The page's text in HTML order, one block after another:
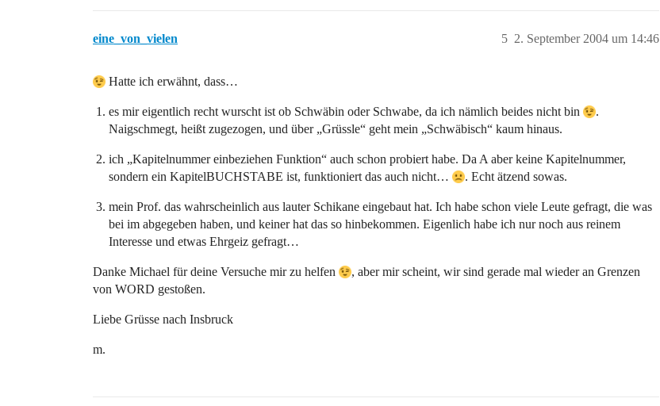
eine_von_vielen 2. September 2004 um 14:46
5
Hatte ich erwähnt, dass…
es mir eigentlich recht wurscht ist ob Schwäbin oder Schwabe, da ich nämlich beides nicht bin
.
Naigschmegt, heißt zugezogen, und über „Grüssle“ geht mein „Schwäbisch“ kaum hinaus.
ich „Kapitelnummer einbeziehen Funktion“ auch schon probiert habe. Da A aber keine Kapitelnummer,
sondern ein KapitelBUCHSTABE ist, funktioniert das auch nicht…
. Echt ätzend sowas.
mein Prof. das wahrscheinlich aus lauter Schikane eingebaut hat. Ich habe schon viele Leute gefragt, die was
bei im abgegeben haben, und keiner hat das so hinbekommen. Eigenlich habe ich nur noch aus reinem
Interesse und etwas Ehrgeiz gefragt…
Danke Michael für deine Versuche mir zu helfen
, aber mir scheint, wir sind gerade mal wieder an Grenzen
von WORD gestoßen.
Liebe Grüsse nach Insbruck
m.